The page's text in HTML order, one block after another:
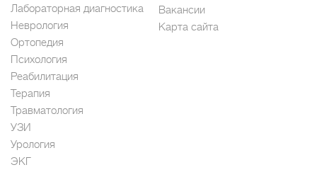
Лабораторная диагностика
Неврология
Ортопедия
Психология
Реабилитация
Терапия
Травматология
УЗИ
Урология
ЭКГ
Вакансии
Карта сайта